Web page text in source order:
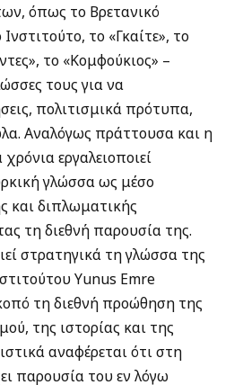
όπως το Βρετανικό
το «Γκαίτε», το
το «Κομφούκιος» –
τους για να
πολιτισμικά πρότυπα,
Αναλόγως πράττουσα και η
εργαλειοποιεί
γλώσσα ως μέσο
και διπλωματικής
τη διεθνή παρουσία της.
στρατηγικά τη γλώσσα της
Yunus Emre
τη διεθνή προώθηση της
της ιστορίας και της
αναφέρεται ότι στη
παρουσία του εν λόγω